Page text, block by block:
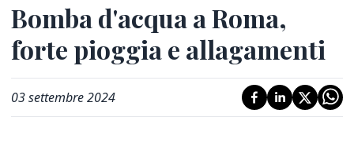
Bomba d'acqua a Roma,
forte pioggia e allagamenti
03 settembre 2024